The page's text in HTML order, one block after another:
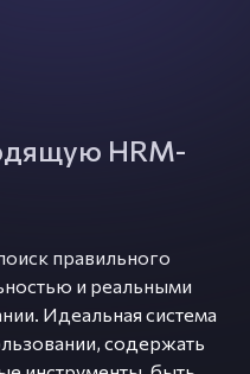
HRM-
правильного
и реальными
Идеальная система
содержать